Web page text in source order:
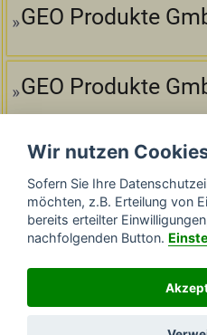
GEO Produkte
GEO Produkte
GEO Produkte
GEO Produkte
GEO Produkte
Wir nutzen
Sofern Sie Ihre
möchten, z.B. Erteilung von
bereits erteilter
nachfolgenden Button.